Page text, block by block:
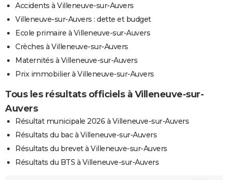
Accidents à Villeneuve-sur-Auvers
Villeneuve-sur-Auvers : dette et budget
Ecole primaire à Villeneuve-sur-Auvers
Crèches à Villeneuve-sur-Auvers
Maternités à Villeneuve-sur-Auvers
Prix immobilier à Villeneuve-sur-Auvers
Tous les résultats officiels à Villeneuve-sur-
Auvers
Résultat municipale 2026 à Villeneuve-sur-Auvers
Résultats du bac à Villeneuve-sur-Auvers
Résultats du brevet à Villeneuve-sur-Auvers
Résultats du BTS à Villeneuve-sur-Auvers